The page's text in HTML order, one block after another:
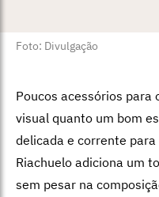
Foto: Divulgação
Poucos acessórios
visual quanto um bom
delicada e corrente
Riachuelo adiciona um
sem pesar na